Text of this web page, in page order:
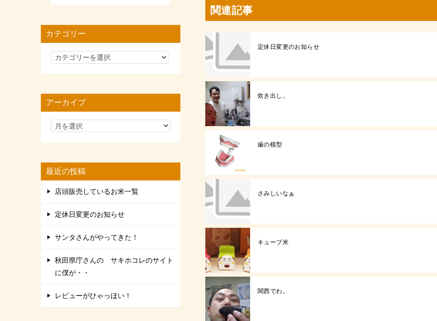
関連記事
定休日変更のお知らせ
炊き出し。
歯の模型
さみしいなぁ
キューブ米
関西でわ。
カテゴリー
カ
リ
アーカイブ
最近の投稿
店頭販売しているお米一覧
定休日変更のお知らせ
サンタさんがやってきた！
秋田県庁さんの サキホコレのサイト
に僕が・・
レビューがひゃっほい！